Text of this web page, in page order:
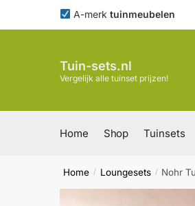
A-merk tuinmeubelen
Tuin-sets.nl
Vergelijk alle tuinset prijzen!
Home Shop Tuinsets
Home / Loungesets / Nohr